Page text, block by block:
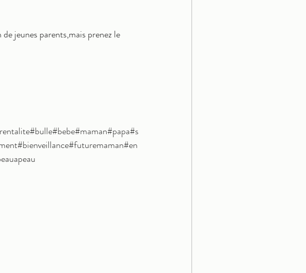
jeunes parents,mais prenez le
#bulle#bebe#maman#papa#s
#bienveillance#futuremaman#en